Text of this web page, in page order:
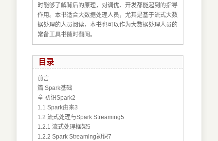
时能够了解背后的原理，对调优、开发都能起到的指导
作用。本书适合大数据处理人员，尤其是基于流式大数
据处理的人员阅读，本书也可以作为大数据处理人员的
常备工具书随时翻阅。
目录
前言
篇 Spark基础
章 初识Spark2
1.1 Spark由来3
1.2 流式处理与Spark Streaming5
1.2.1 流式处理框架5
1.2.2 Spark Streaming初识7